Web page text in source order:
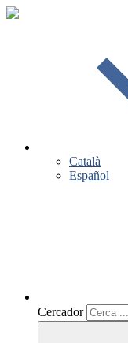
Català
Español
Cercador